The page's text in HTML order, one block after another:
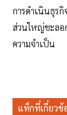
การดำเนินธุร
ส่วนใหญ่ชะลอ
ความจำเป็น
แท็กที่เกี่ยวข้